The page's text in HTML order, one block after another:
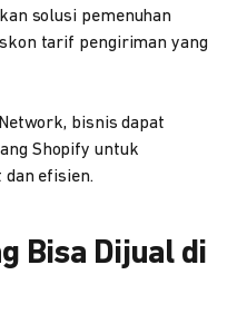
solusi pemenuhan
tarif pengiriman yang
bisnis dapat
Shopify untuk
efisien.
Bisa Dijual di